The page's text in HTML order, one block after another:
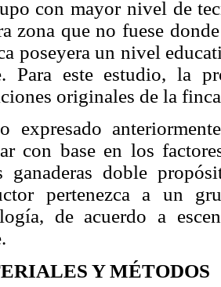
con mayor nivel de
zona que no fuese
poseyera un nivel
Para este estudio, la
originales de la
expresado
con base en los
ganaderas doble
pertenezca a un
de acuerdo a
Y MÉTODOS